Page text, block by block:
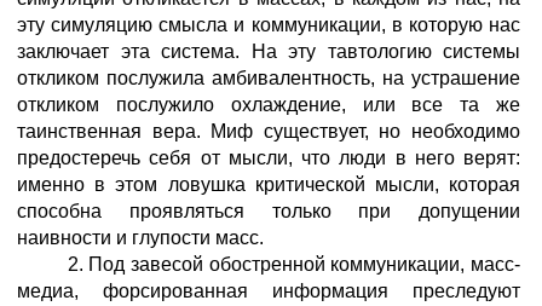
эту симуляцию смысла и коммуникации, в которую нас
заключает эта система. На эту тавтологию системы
откликом послужила амбивалентность, на устрашение
откликом послужило охлаждение, или все та же
таинственная вера. Миф существует, но необходимо
предостеречь себя от мысли, что люди в него верят:
именно в этом ловушка критической мысли, которая
способна проявляться только при допущении
наивности и глупости масс.
2. Под завесой обостренной коммуникации, масс-
медиа, форсированная информация преследуют